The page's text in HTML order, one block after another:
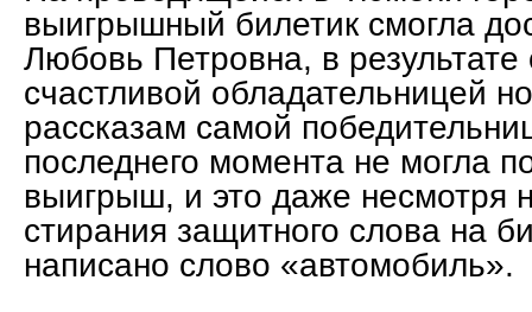
выигрышный билетик смогла
Любовь Петровна, в результате
счастливой обладательницей
рассказам самой
последнего момента не могла
выигрыш, и это даже несмотря
стирания защитного слова на
написано слово «автомобиль».